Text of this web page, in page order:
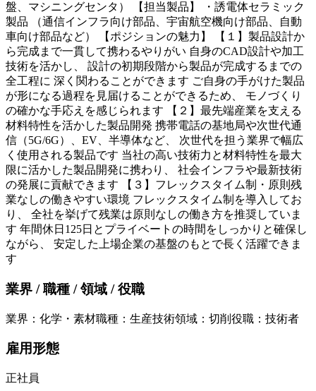
盤、マシニングセンタ） 【担当製品】 ・誘電体セラミック
製品 （通信インフラ向け部品、宇宙航空機向け部品、自動
車向け部品など） 【ポジションの魅力】 【１】製品設計か
ら完成まで一貫して携わるやりがい 自身のCAD設計や加工
技術を活かし、 設計の初期段階から製品が完成するまでの
全工程に 深く関わることができます ご自身の手がけた製品
が形になる過程を見届けることができるため、 モノづくり
の確かな手応えを感じられます 【２】最先端産業を支える
材料特性を活かした製品開発 携帯電話の基地局や次世代通
信（5G/6G）、EV、半導体など、 次世代を担う業界で幅広
く使用される製品です 当社の高い技術力と材料特性を最大
限に活かした製品開発に携わり、 社会インフラや最新技術
の発展に貢献できます 【３】フレックスタイム制・原則残
業なしの働きやすい環境 フレックスタイム制を導入してお
り、 全社を挙げて残業は原則なしの働き方を推奨していま
す 年間休日125日とプライベートの時間をしっかりと確保し
ながら、 安定した上場企業の基盤のもとで長く活躍できま
す
業界 / 職種 / 領域 / 役職
業界 ： 化学・素材職種 ： 生産技術領域 ： 切削 役職 ： 技術者
雇用形態
正社員